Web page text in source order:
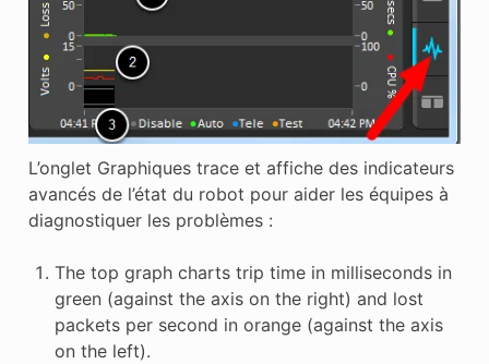
L’onglet Graphiques trace et affiche des indicateurs
avancés de l’état du robot pour aider les équipes à
diagnostiquer les problèmes :
The top graph charts trip time in milliseconds in
green (against the axis on the right) and lost
packets per second in orange (against the axis
on the left).